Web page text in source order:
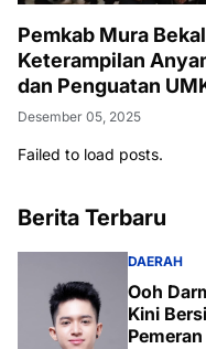
Pemkab Mura
Keterampilan
dan Penguatan
Desember 05, 2025
Failed to load posts.
Berita Terbaru
DAERAH
Ooh
Kini